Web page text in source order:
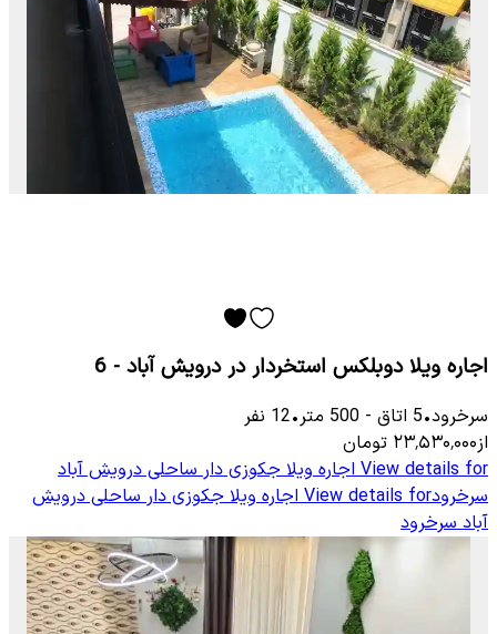
اجاره ویلا دوبلکس استخردار در درویش آباد - 6
سرخرود•
5 اتاق -
500 متر•
12 نفر
از۲۳٬۵۳۰٬۰۰۰ تومان
View details for اجاره ویلا جکوزی دار ساحلی درویش آباد
سرخرودView details for اجاره ویلا جکوزی دار ساحلی درویش
آباد سرخرود